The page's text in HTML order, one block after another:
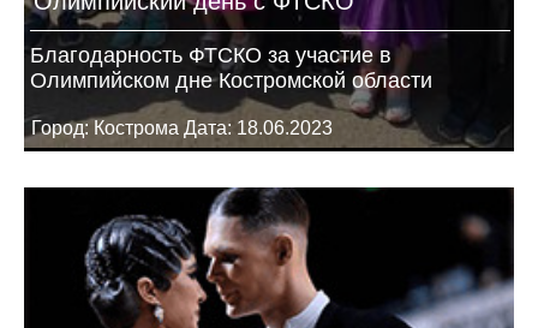
Благодарность ФТСКО за участие в
Олимпийском дне Костромской области
Город: Кострома Дата: 18.06.2023